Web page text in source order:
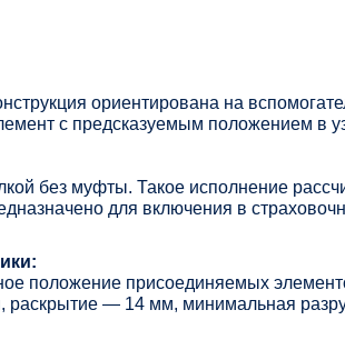
ориентирована на
с предсказуемым положением в
без муфты. Такое исполнение
для включения в
положение присоединяемых
— 14 мм, минимальная